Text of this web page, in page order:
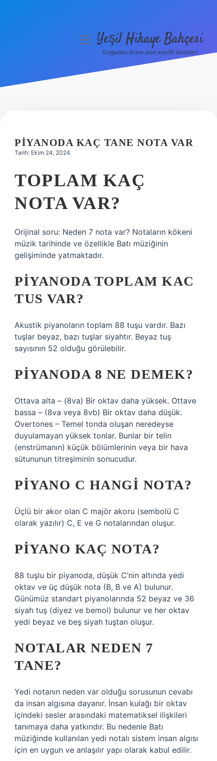
Hakkımızda
menüyüYeşil Hikaye Bahçesi
Doğadan ilham alan keyifli öneriler!
PIYANODA KAÇ TANE NOTA VAR
Tarih: Ekim 24, 2024
TOPLAM KAÇ
NOTA VAR?
Orijinal soru: Neden 7 nota var? Notaların kökeni
müzik tarihinde ve özellikle Batı müziğinin
gelişiminde yatmaktadır.
PIYANODA TOPLAM KAC
TUS VAR?
Akustik piyanoların toplam 88 tuşu vardır. Bazı
tuşlar beyaz, bazı tuşlar siyahtır. Beyaz tuş
sayısının 52 olduğu görülebilir.
PIYANODA 8 NE DEMEK?
Ottava alta – (8va) Bir oktav daha yüksek. Ottave
bassa – (8va veya 8vb) Bir oktav daha düşük.
Overtones – Temel tonda oluşan neredeyse
duyulamayan yüksek tonlar. Bunlar bir telin
(enstrümanın) küçük bölümlerinin veya bir hava
sütununun titreşiminin sonucudur.
PIYANO C HANGI NOTA?
Üçlü bir akor olan C majör akoru (sembolü C
olarak yazılır) C, E ve G notalarından oluşur.
PIYANO KAÇ NOTA?
88 tuşlu bir piyanoda, düşük C’nin altında yedi
oktav ve üç düşük nota (B, B ve A) bulunur.
Günümüz standart piyanolarında 52 beyaz ve 36
siyah tuş (diyez ve bemol) bulunur ve her oktav
yedi beyaz ve beş siyah tuştan oluşur.
NOTALAR NEDEN 7
TANE?
Yedi notanın neden var olduğu sorusunun cevabı
da insan algısına dayanır. İnsan kulağı bir oktav
içindeki sesler arasındaki matematiksel ilişkileri
tanımaya daha yatkındır. Bu nedenle Batı
müziğinde kullanılan yedi notalı sistem insan algısı
için en uygun ve anlaşılır yapı olarak kabul edilir.